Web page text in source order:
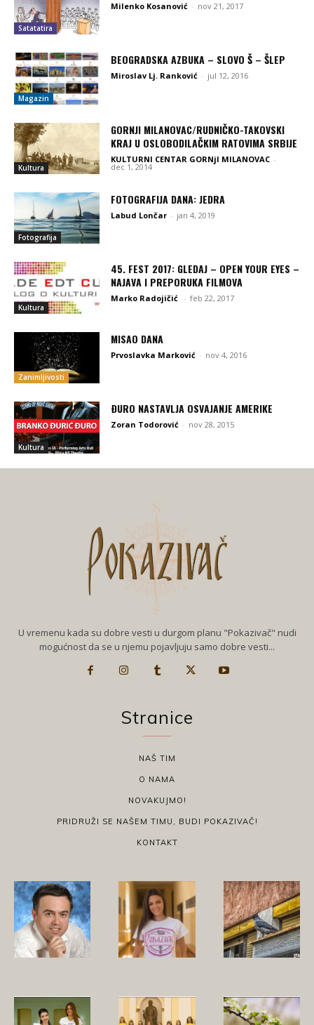
Satatatira
Milenko Kosanović - nov 21, 2017
Magazin
BEOGRADSKA AZBUKA – SLOVO Š – ŠLEP
Miroslav Lj. Ranković - jul 12, 2016
Kultura
GORNJI MILANOVAC/RUDNIČKO-TAKOVSKI
KRAJ U OSLOBODILAČKIM RATOVIMA SRBIJE
KULTURNI CENTAR GORNjI MILANOVAC -
dec 1, 2014
Fotografija
FOTOGRAFIJA DANA: JEDRA
Labud Lončar - jan 4, 2019
Kultura
45. FEST 2017: GLEDAJ – OPEN YOUR EYES –
NAJAVA I PREPORUKA FILMOVA
Marko Radojičić - feb 22, 2017
Zanimljivosti
MISAO DANA
Prvoslavka Marković - nov 4, 2016
Kultura
ÐURO NASTAVLJA OSVAJANJE AMERIKE
Zoran Todorović - nov 28, 2015
U vremenu kada su dobre vesti u durgom planu "Pokazivač" nudi
mogućnost da se u njemu pojavljuju samo dobre vesti...
Stranice
NAŠ TIM
O NAMA
NOVAKUJMO!
PRIDRUŽI SE NAŠEM TIMU, BUDI POKAZIVAČ!
KONTAKT